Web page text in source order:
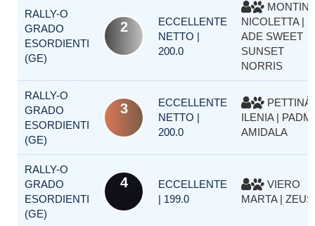
RALLY-O
GRADO
ESORDIENTI
(GE)
2
ECCELLENTE
NETTO |
200.0
MONTIN
NICOLETTA |
ADE SWEET
SUNSET
NORRIS
RALLY-O
GRADO
ESORDIENTI
(GE)
3
ECCELLENTE
NETTO |
200.0
PETTINÀ
ILENIA |
AMIDALA
RALLY-O
GRADO
ESORDIENTI
(GE)
4
ECCELLENTE
| 199.0
VIERO
MARTA | ZEUS